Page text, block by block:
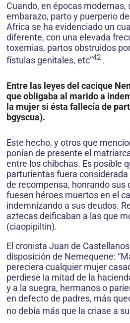
Cuando, en épocas modernas,
embarazo, parto y puerperio
Africa se ha evidenciado un
diferente, con una elevada
toxemias, partos obstruidos
fístulas genitales, etc”42 .
Entre las leyes del cacique
que obligaba al marido a
la mujer si ésta fallecía de
bgyscua).
Este hecho, y otros que
ponían de presente el
entre los chibchas. Es posible
parturientas fuera
de recompensa, honrando sus
fuesen héroes muertos en el
indemnizando a sus deudos.
aztecas deificaban a las que
(ciaopipiltin).
El cronista Juan de
disposición de Nemequene:
pereciera cualquier mujer
perdiese la mitad de la
y a la suegra, hermanos o
en defecto de padres, más
no debía más que la criase a